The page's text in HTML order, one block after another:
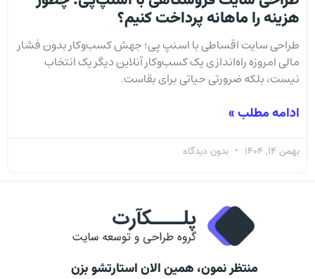
هزینه را ماهانه پرداخت کنیم؟
طراحی سایت اقساطی با اسنپ پی؛ جهش کسب‌وکار بدون فشار
مالی امروزه راه‌اندازی یک کسب‌وکار آنلاین دیگر یک انتخاب
نیست، بلکه ضرورتی حیاتی برای بقاست.
ادامه مطلب »
بهمن 14, 1404 بدون دیدگاه
منتظر نمون، همین الان استارتشو بزن